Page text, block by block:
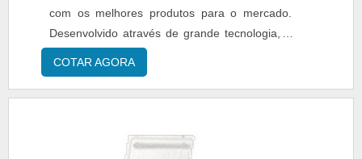
com os melhores produtos para o mercado.
Desenvolvido através de grande tecnologia, a
Seladora blister é fabricada por meio de uma
ótima mão de obra de uma equipe
seus clientes, suas empresas e negócios. A
Seladora blister é ...
COTAR AGORA